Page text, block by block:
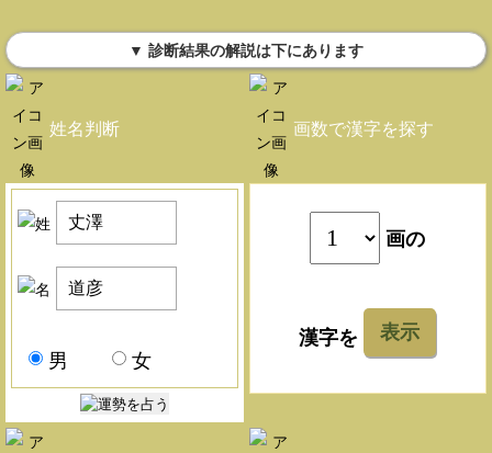
▼ 診断結果の解説は下にあります
姓名判断
男 女
画数で漢字を探す
画の
漢字を 表示